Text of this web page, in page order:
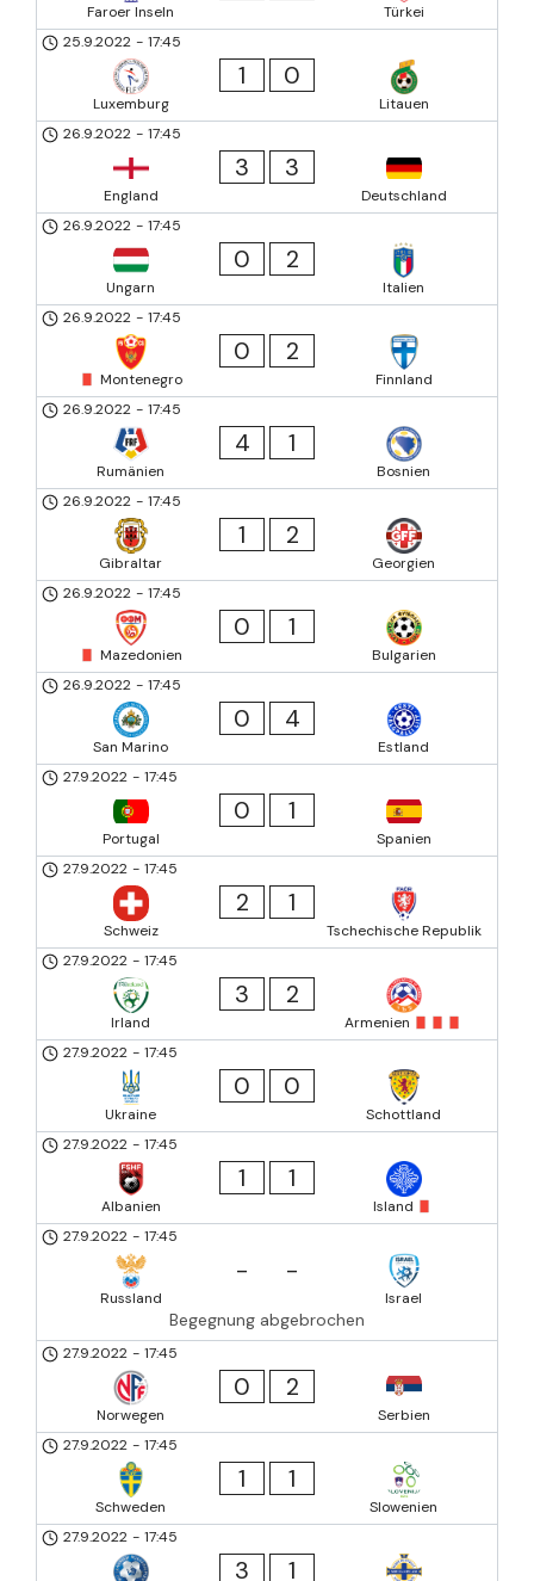
Faroer Inseln
Türkei
25.9.2022 - 17:45
Luxemburg
1 0
Litauen
26.9.2022 - 17:45
England
3 3
Deutschland
26.9.2022 - 17:45
Ungarn
0 2
Italien
26.9.2022 - 17:45
Montenegro
0 2
Finnland
26.9.2022 - 17:45
Rumänien
4 1
Bosnien
26.9.2022 - 17:45
Gibraltar
1 2
Georgien
26.9.2022 - 17:45
Mazedonien
0 1
Bulgarien
26.9.2022 - 17:45
San Marino
0 4
Estland
27.9.2022 - 17:45
Portugal
0 1
Spanien
27.9.2022 - 17:45
Schweiz
2 1
Tschechische Republik
27.9.2022 - 17:45
Irland
3 2
Armenien
27.9.2022 - 17:45
Ukraine
0 0
Schottland
27.9.2022 - 17:45
Albanien
1 1
Island
27.9.2022 - 17:45
Russland
- -
Israel
Begegnung abgebrochen
27.9.2022 - 17:45
Norwegen
0 2
Serbien
27.9.2022 - 17:45
Schweden
1 1
Slowenien
27.9.2022 - 17:45
3 1